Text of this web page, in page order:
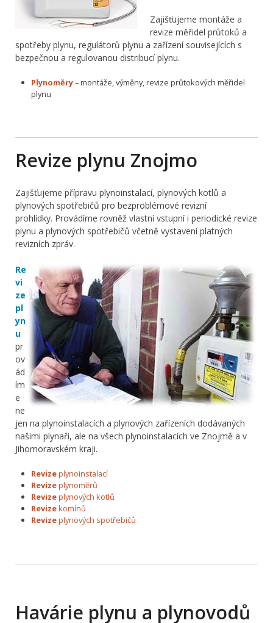
Zajišťujeme montáže a
revize měřidel průtoků a
spotřeby plynu, regulátorů plynu a zařízení souvisejících s
bezpečnou a regulovanou distribucí plynu.
Plynoměry– montáže, výměny, revize průtokových měřidel
plynu
Revize plynu Znojmo
Zajišťujeme přípravu plynoinstalací, plynových kotlů a
plynových spotřebičů pro bezproblémové revizní
prohlídky. Provádíme rovněž vlastní vstupní i periodické revize
plynu a plynových spotřebičů včetně vystavení platných
revizních zpráv.
Re
vi
ze
pl
yn
u
pr
ov
ád
ím
e
ne
jen na plynoinstalacích a plynových zařízeních dodávaných
našimi plynaři, ale na všech plynoinstalacích ve Znojmě a v
Jihomoravském kraji.
Revizeplynoinstalací
Revizeplynoměrů
Revizeplynových kotlů
Revizekomínů
Revizeplynových spotřebičů
Havárie plynu a plynovodů